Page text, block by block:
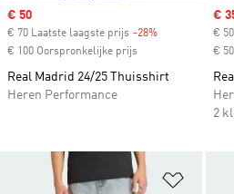
Sale price
€ 50
€ 70 Laatste laagste prijs -28%
€ 100 Oorspronkelijke prijs
Real Madrid 24/25 Thuisshirt
Heren Performance
€
€
€
2
Op